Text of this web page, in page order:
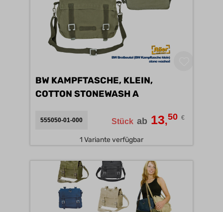
BW KAMPFTASCHE, KLEIN,
COTTON STONEWASH A
555050-01-000 Stück ab 13,50 €
1 Variante verfügbar